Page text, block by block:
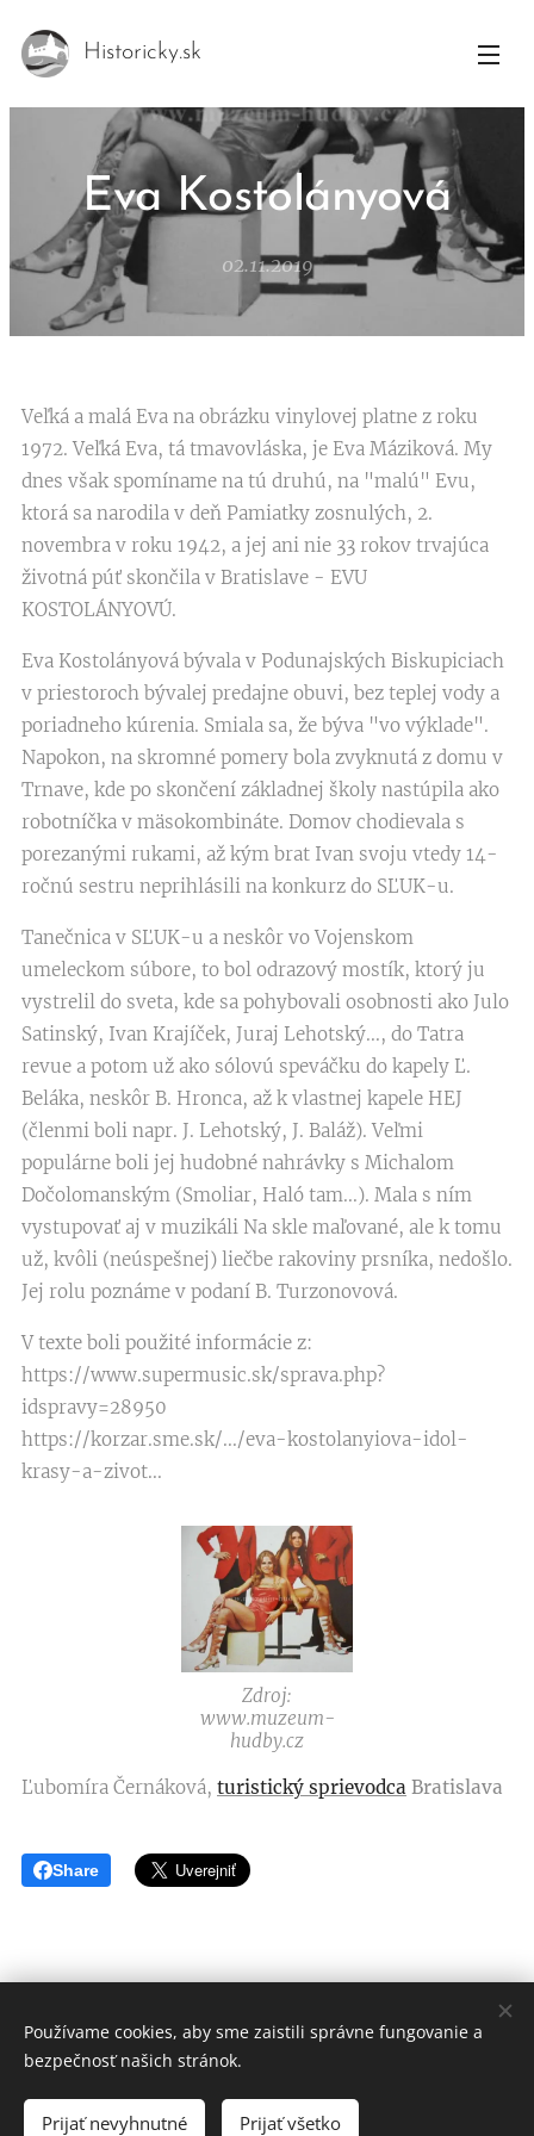
Historicky.sk
Eva Kostolányová
02.11.2019
Veľká a malá Eva na obrázku vinylovej platne z roku
1972. Veľká Eva, tá tmavovláska, je Eva Máziková. My
dnes však spomíname na tú druhú, na "malú" Evu,
ktorá sa narodila v deň Pamiatky zosnulých, 2.
novembra v roku 1942, a jej ani nie 33 rokov trvajúca
životná púť skončila v Bratislave - EVU
KOSTOLÁNYOVÚ.
Eva Kostolányová bývala v Podunajských Biskupiciach
v priestoroch bývalej predajne obuvi, bez teplej vody a
poriadneho kúrenia. Smiala sa, že býva "vo výklade".
Napokon, na skromné pomery bola zvyknutá z domu v
Trnave, kde po skončení základnej školy nastúpila ako
robotníčka v mäsokombináte. Domov chodievala s
porezanými rukami, až kým brat Ivan svoju vtedy 14-
ročnú sestru neprihlásili na konkurz do SĽUK-u.
Tanečnica v SĽUK-u a neskôr vo Vojenskom
umeleckom súbore, to bol odrazový mostík, ktorý ju
vystrelil do sveta, kde sa pohybovali osobnosti ako Julo
Satinský, Ivan Krajíček, Juraj Lehotský..., do Tatra
revue a potom už ako sólovú speváčku do kapely Ľ.
Beláka, neskôr B. Hronca, až k vlastnej kapele HEJ
(členmi boli napr. J. Lehotský, J. Baláž). Veľmi
populárne boli jej hudobné nahrávky s Michalom
Dočolomanským (Smoliar, Haló tam...). Mala s ním
vystupovať aj v muzikáli Na skle maľované, ale k tomu
už, kvôli (neúspešnej) liečbe rakoviny prsníka, nedošlo.
Jej rolu poznáme v podaní B. Turzonovová.
V texte boli použité informácie z:
https://www.supermusic.sk/sprava.php?
idspravy=28950
https://korzar.sme.sk/.../eva-kostolanyiova-idol-
krasy-a-zivot...
Zdroj:
www.muzeum-
hudby.cz
Ľubomíra Černáková, turistický sprievodca Bratislava
Share
© Ľubomíra Černáková
Vytvorené službouWebnode
Používame cookies, aby sme zaistili správne fungovanie a
bezpečnosť našich stránok.
Prijať nevyhnutné Prijať všetko